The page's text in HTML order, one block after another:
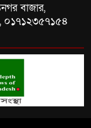
বাজার,
০১৭১২৩৫৭১৫৪